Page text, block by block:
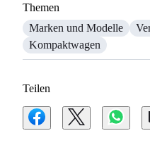
Themen
Marken und Modelle
Kompaktwagen
Teilen